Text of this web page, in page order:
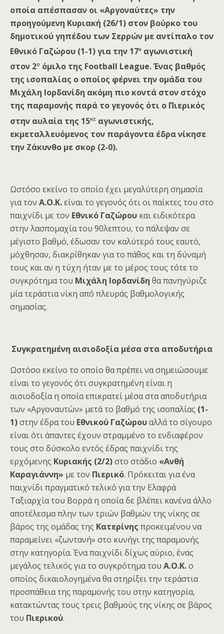
οποία απέσπασαν οι «Αργοναύτες» την
προηγούμενη Κυριακή (26/1) στον βούρκο του
δημοτικού γηπέδου των Σερρών με αντίπαλο τον
Εθνικό Γαζώρου (1-1) για την 17η αγωνιστική
στον 2ο όμιλο της Football League. Ένας βαθμός
της ισοπαλίας ο οποίος φέρνει την ομάδα του
Μιχάλη Ιορδανίδη ακόμη πιο κοντά στον στόχο
της παραμονής παρά το γεγονός ότι ο Πιερικός
στην αυλαία της 15ης αγωνιστικής,
εκμεταλλευόμενος τον παράγοντα έδρα νίκησε
την Ζάκυνθο με σκορ (2-0).
Ωστόσο εκείνο το οποίο έχει μεγαλύτερη σημασία
για τον Α.Ο.Κ.είναι το γεγονός ότι οι παίκτες του στο
παιχνίδι με τον Εθνικό Γαζώρου και ειδικότερα
στην λασπομαχία του 90λεπτου, το πάλεψαν σε
μέγιστο βαθμό, έδωσαν τον καλύτερό τους εαυτό,
μόχθησαν, διακρίθηκαν για το πάθος και τη δύναμή
τους και αν η τύχη ήταν με το μέρος τους τότε το
συγκρότημα του Μιχάλη Ιορδανίδη θα πανηγύριζε
μία τεράστια νίκη από πλευράς βαθμολογικής
σημασίας.
Συγκρατημένη αισιοδοξία μέσα στα αποδυτήρια
Ωστόσο εκείνο το οποίο θα πρέπει να σημειώσουμε
είναι το γεγονός ότι συγκρατημένη είναι η
αισιοδοξία η οποία επικρατεί μέσα στα αποδυτήρια
των «Αργοναυτών» μετά το βαθμό της ισοπαλίας (1-
1)στην έδρα του Εθνικού Γαζώρουαλλά το σίγουρο
είναι ότι άπαντες έχουν στραμμένο το ενδιαφέρον
τους στο δύσκολο εντός έδρας παιχνίδι της
ερχόμενης Κυριακής (2/2)στο στάδιο «Ανθή
Καραγιάννη» με τον Πιερικό. Πρόκειται για ένα
παιχνίδι πραγματικό τελικό για την Ελαφρά
Ταξιαρχία του Βορρά η οποία δε βλέπει κανένα άλλο
αποτέλεσμα πλην των τριών βαθμών της νίκης σε
βάρος της ομάδας της Κατερίνης προκειμένου να
παραμείνει «ζωντανή» στο κυνήγι της παραμονής
στην κατηγορία. Ένα παιχνίδι δίχως αύριο, ένας
μεγάλος τελικός για το συγκρότημα του Α.Ο.Κ.ο
οποίος δικαιολογημένα θα στηρίξει την τεράστια
προσπάθεια της παραμονής του στην κατηγορία,
κατακτώντας τους τρεις βαθμούς της νίκης σε βάρος
του Πιερικού.